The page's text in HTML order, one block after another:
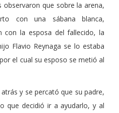
observaron que sobre la arena,
con una sábana blanca,
con la esposa del fallecido, la
Flavio Reynaga se lo estaba
el cual su esposo se metió al
y se percató que su padre,
que decidió ir a ayudarlo, y al